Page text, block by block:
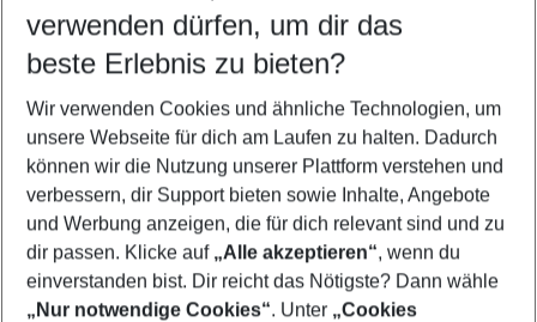
Wähle deinen Reisezeitraum
5-8 Nächte
2 Erwachsene Keine Kinder
Mehr Filter anzeigen
verwenden dürfen, um dir das
beste Erlebnis zu bieten?
Wir verwenden Cookies und ähnliche Technologien, um
unsere Webseite für dich am Laufen zu halten. Dadurch
können wir die Nutzung unserer Plattform verstehen und
verbessern, dir Support bieten sowie Inhalte, Angebote
und Werbung anzeigen, die für dich relevant sind und zu
dir passen. Klicke auf „Alle akzeptieren“, wenn du
einverstanden bist. Dir reicht das Nötigste? Dann wähle
„Nur notwendige Cookies“. Unter „Cookies